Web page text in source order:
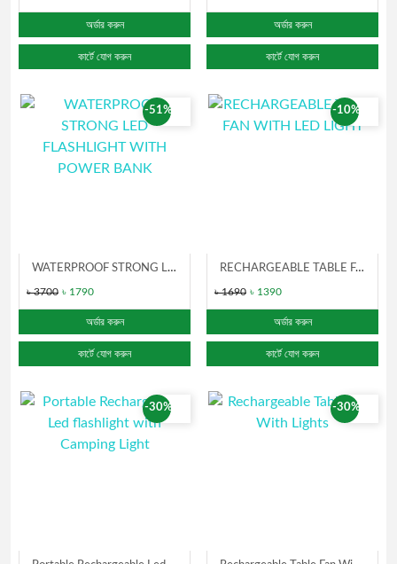
অর্ডার করুন
কার্টে যোগ করুন
অর্ডার করুন
কার্টে যোগ করুন
-51%
WATERPROOF STRONG LED FLASHLIGHT WITH POWER BANK
৳ 3700 ৳ 1790
অর্ডার করুন
কার্টে যোগ করুন
-10%
RECHARGEABLE TABLE FAN WITH LED LIGHT
৳ 1690 ৳ 1390
অর্ডার করুন
কার্টে যোগ করুন
-30% -30%